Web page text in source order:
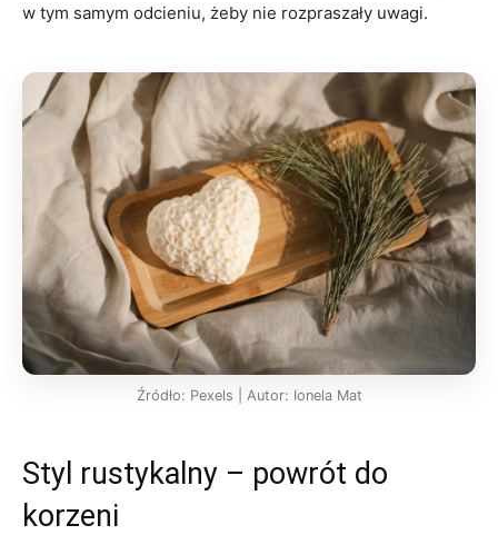
w tym samym odcieniu, żeby nie rozpraszały uwagi.
Źródło: Pexels | Autor: Ionela Mat
Styl rustykalny – powrót do
korzeni